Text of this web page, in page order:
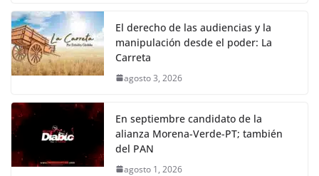
El derecho de las audiencias y la
manipulación desde el poder: La
Carreta
agosto 3, 2026
En septiembre candidato de la
alianza Morena-Verde-PT; también
del PAN
agosto 1, 2026